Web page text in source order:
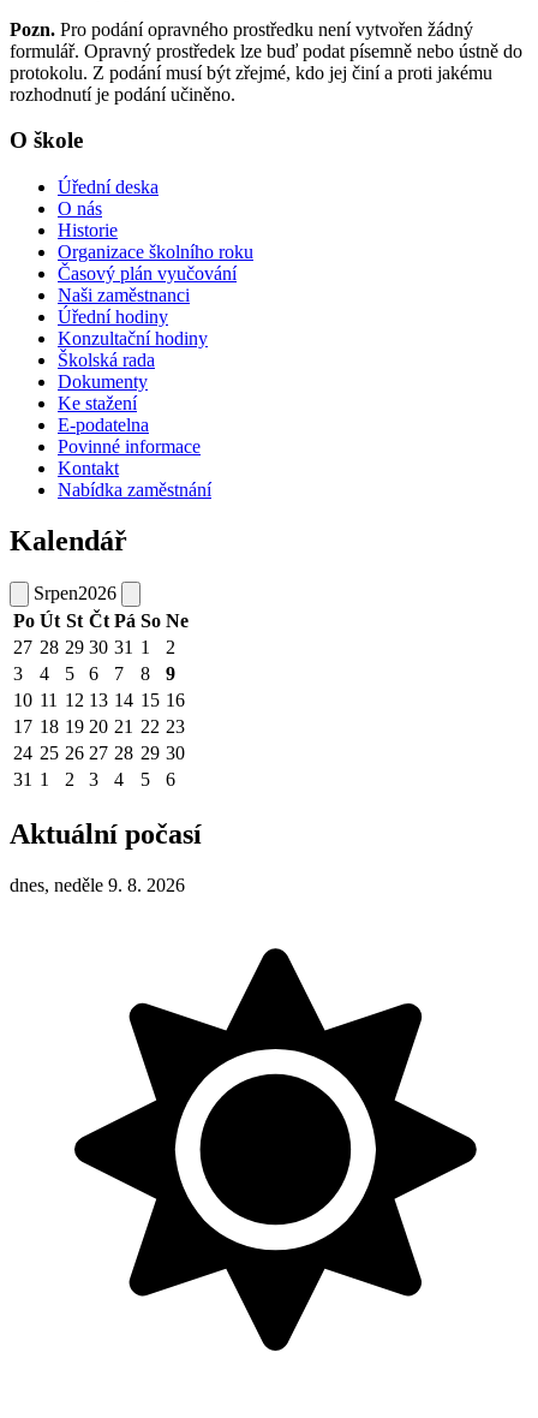
Pozn. Pro podání opravného prostředku není vytvořen žádný
formulář. Opravný prostředek lze buď podat písemně nebo ústně do
protokolu. Z podání musí být zřejmé, kdo jej činí a proti jakému
rozhodnutí je podání učiněno.
O škole
Úřední deska
O nás
Historie
Organizace školního roku
Časový plán vyučování
Naši zaměstnanci
Úřední hodiny
Konzultační hodiny
Školská rada
Dokumenty
Ke stažení
E-podatelna
Povinné informace
Kontakt
Nabídka zaměstnání
Kalendář
Srpen2026
Po Út St Čt Pá So Ne
27 28 29 30 31 1
2
3
4 5 6 7 8
9
10 11 12 13 14 15 16
17 18 19 20 21 22 23
24 25 26 27 28 29 30
31 1 2 3 4 5 6
Aktuální počasí
dnes, neděle 9. 8. 2026